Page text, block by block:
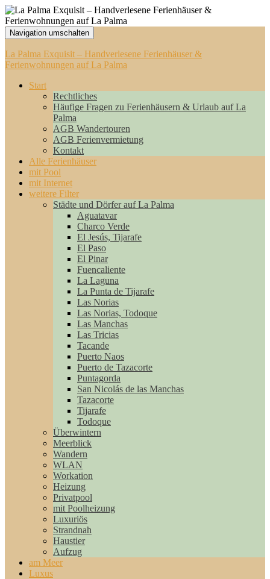
Navigation umschalten
La Palma Exquisit – Handverlesene Ferienhäuser &
Ferienwohnungen auf La Palma
Start
Rechtliches
Häufige Fragen zu Ferienhäusern & Urlaub auf La
Palma
AGB Wandertouren
AGB Ferienvermietung
Kontakt
Alle Ferienhäuser
mit Pool
mit Internet
weitere Filter
Städte und Dörfer auf La Palma
Aguatavar
Charco Verde
El Jesús, Tijarafe
El Paso
El Pinar
Fuencaliente
La Laguna
La Punta de Tijarafe
Las Norias
Las Norias, Todoque
Las Manchas
Las Tricias
Tacande
Puerto Naos
Puerto de Tazacorte
Puntagorda
San Nicolás de las Manchas
Tazacorte
Tijarafe
Todoque
Überwintern
Meerblick
Wandern
WLAN
Workation
Heizung
Privatpool
mit Poolheizung
Luxuriös
Strandnah
Haustier
Aufzug
am Meer
Luxus